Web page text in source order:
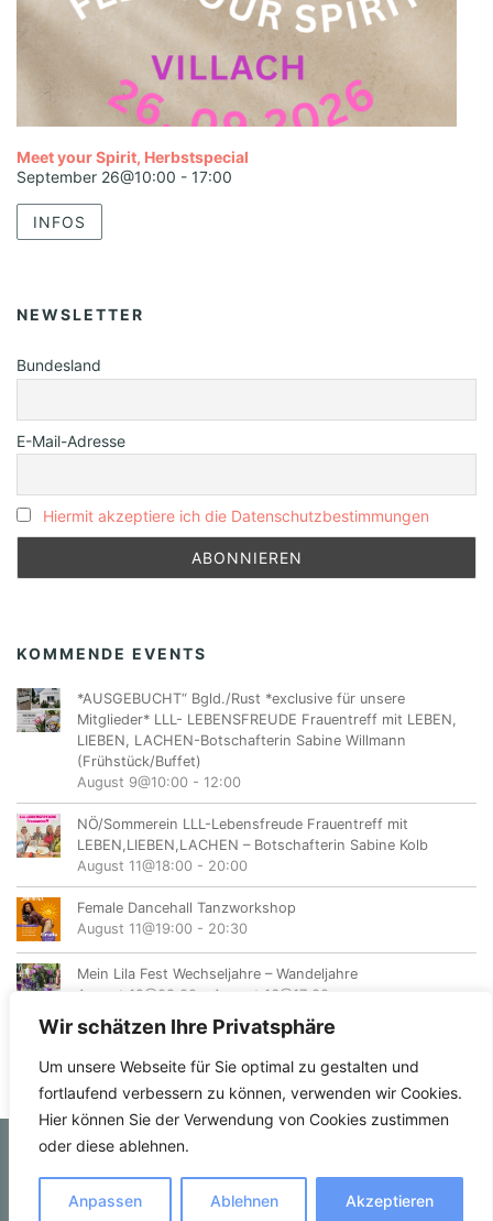
Wir schätzen Ihre Privatsphäre
Um unsere Webseite für Sie optimal zu gestalten und
fortlaufend verbessern zu können, verwenden wir Cookies.
Hier können Sie der Verwendung von Cookies zustimmen
oder diese ablehnen.
Anpassen Ablehnen Akzeptieren
Meet your Spirit, Herbstspecial
September 26@10:00 - 17:00
INFOS
NEWSLETTER
Bundesland
E-Mail-Adresse
Hiermit akzeptiere ich die Datenschutzbestimmungen
KOMMENDE EVENTS
*AUSGEBUCHT“ Bgld./Rust *exclusive für unsere
Mitglieder* LLL- LEBENSFREUDE Frauentreff mit LEBEN,
LIEBEN, LACHEN-Botschafterin Sabine Willmann
(Frühstück/Buffet)
August 9@10:00 - 12:00
NÖ/Sommerein LLL-Lebensfreude Frauentreff mit
LEBEN,LIEBEN,LACHEN – Botschafterin Sabine Kolb
August 11@18:00 - 20:00
Female Dancehall Tanzworkshop
August 11@19:00 - 20:30
Mein Lila Fest Wechseljahre – Wandeljahre
August 12@08:00
August 16@17:00
Kontakt Datenschutzerklärung Impressum